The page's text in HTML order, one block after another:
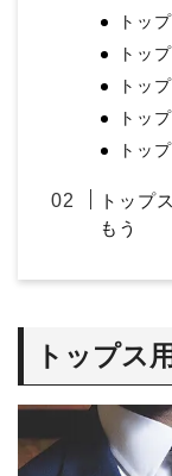
トッ
トッ
トッ
トッ
トッ
トップ
もう
トップス